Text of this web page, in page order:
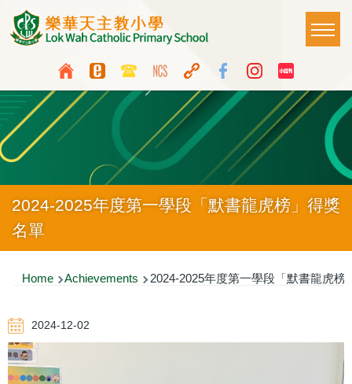
Skip to main content
Top
Media
Icon
Button
Language
switcher
Main
2024-2025年度第一學段「默書龍虎榜」得獎
名單
Breadcrumb
Home Achievements 2024-2025年度第一學段「默書龍虎榜
2024-12-02